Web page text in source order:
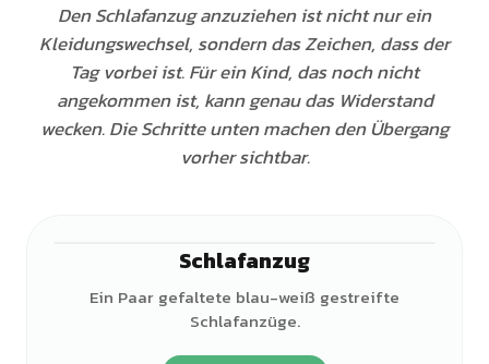
Den Schlafanzug anzuziehen ist nicht nur ein
Kleidungswechsel, sondern das Zeichen, dass der
Tag vorbei ist. Für ein Kind, das noch nicht
angekommen ist, kann genau das Widerstand
wecken. Die Schritte unten machen den Übergang
vorher sichtbar.
Schlafanzug
Ein Paar gefaltete blau-weiß gestreifte
Schlafanzüge.